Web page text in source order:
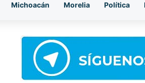
Michoacán Morelia Política